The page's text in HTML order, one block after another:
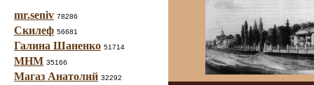
mr.seniv 78286
Скилеф 56681
Галина Шаненко 51714
МНМ 35166
Магаз Анатолий 32292